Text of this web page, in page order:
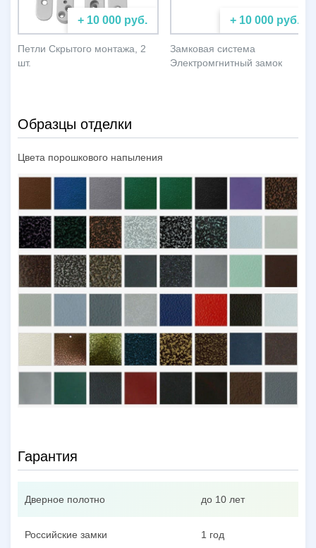
+ 10 000 руб.
Петли Скрытого монтажа, 2
шт.
+ 10 000 руб.
Замковая система
Электромгнитный замок
Образцы отделки
Цвета порошкового напыления
Гарантия
Дверное полотно до 10 лет
Российские замки 1 год